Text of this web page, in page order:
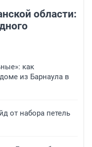
области:
как
из Барнаула в
от набора петель